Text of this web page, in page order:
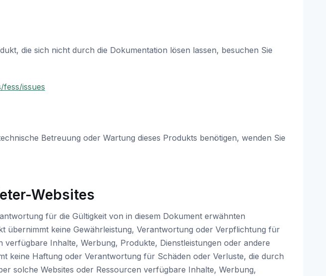
die sich nicht durch die Dokumentation lösen lassen, besuchen Sie
issues
Betreuung oder Wartung dieses Produkts benötigen, wenden Sie
Websites
für die Gültigkeit von in diesem Dokument erwähnten
übernimmt keine Gewährleistung, Verantwortung oder Verpflichtung für
verfügbare Inhalte, Werbung, Produkte, Dienstleistungen oder andere
keine Haftung oder Verantwortung für Schäden oder Verluste, die durch
solche Websites oder Ressourcen verfügbare Inhalte, Werbung,